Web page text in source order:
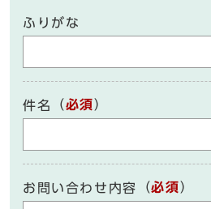
ふりがな
件名 （必須）
お問い合わせ内容 （必須）